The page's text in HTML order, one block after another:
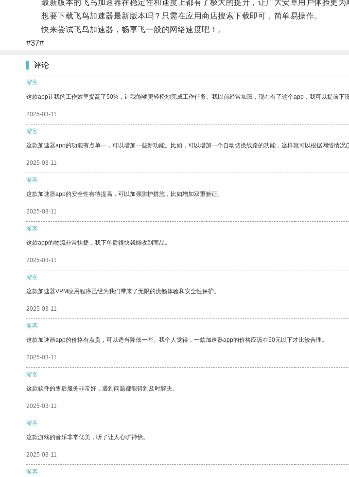
最新版本的飞鸟加速器在稳定性和速度上都有了极大的提升，让广大安卓用户体验更为
想要下载飞鸟加速器最新版本吗？只需在应用商店搜索下载即可，简单易操作。
快来尝试飞鸟加速器，畅享飞一般的网络速度吧！。
#37#
评论
游客
这款app让我的工作效率提高了50%，让我能够更轻松地完成工作任务。我以前经常加班，现在有了这个app，我可以提前下
2025-03-11
游客
这款加速器app的功能有点单一，可以增加一些新功能。比如，可以增加一个自动切换线路的功能，这样就可以根据网络情况
2025-03-11
游客
这款加速器app的安全性有待提高，可以加强防护措施，比如增加双重验证。
2025-03-11
游客
这款app的物流非常快捷，我下单后很快就能收到商品。
2025-03-11
游客
这款加速器VPM应用程序已经为我们带来了无限的流畅体验和安全性保护。
2025-03-11
游客
这款加速器app的价格有点贵，可以适当降低一些。我个人觉得，一款加速器app的价格应该在50元以下才比较合理。
2025-03-11
游客
这款软件的售后服务非常好，遇到问题都能得到及时解决。
2025-03-11
游客
这款游戏的音乐非常优美，听了让人心旷神怡。
2025-03-11
游客